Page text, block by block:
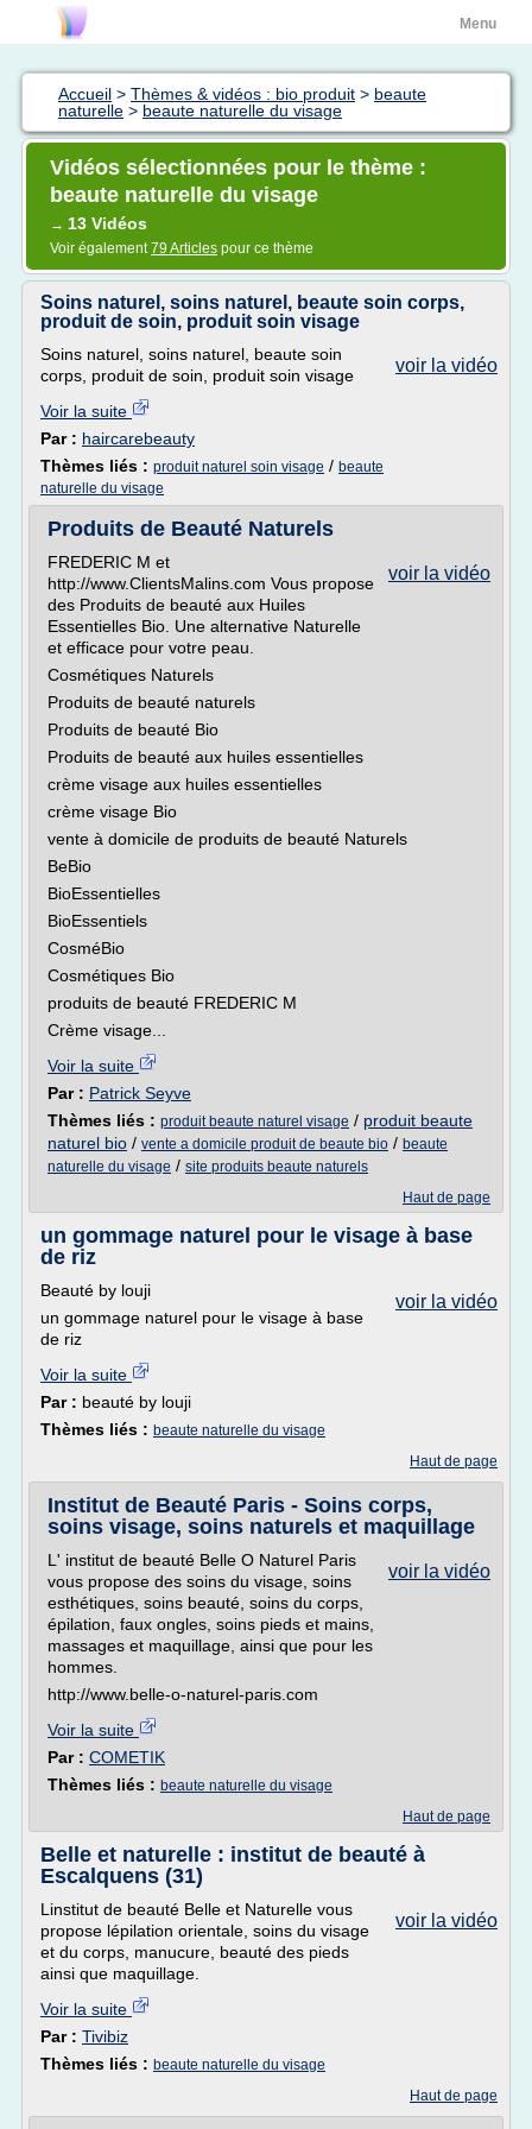
Menu
Accueil > Thèmes & vidéos : bio produit > beaute
naturelle > beaute naturelle du visage
Vidéos sélectionnées pour le thème :
beaute naturelle du visage
→ 13 Vidéos
Voir également79 Articles pour ce thème
Soins naturel, soins naturel, beaute soin corps,
produit de soin, produit soin visage
voir la vidéo
Soins naturel, soins naturel, beaute soin
corps, produit de soin, produit soin visage
Voir la suite
Par : haircarebeauty
Thèmes liés : produit naturel soin visage / beaute
naturelle du visage
Produits de Beauté Naturels
voir la vidéo
FREDERIC M et
http://www.ClientsMalins.com Vous propose
des Produits de beauté aux Huiles
Essentielles Bio. Une alternative Naturelle
et efficace pour votre peau.
Cosmétiques Naturels
Produits de beauté naturels
Produits de beauté Bio
Produits de beauté aux huiles essentielles
crème visage aux huiles essentielles
crème visage Bio
vente à domicile de produits de beauté Naturels
BeBio
BioEssentielles
BioEssentiels
CosméBio
Cosmétiques Bio
produits de beauté FREDERIC M
Crème visage...
Voir la suite
Par : Patrick Seyve
Thèmes liés : produit beaute naturel visage / produit beaute
naturel bio / vente a domicile produit de beaute bio / beaute
naturelle du visage / site produits beaute naturels
Haut de page
un gommage naturel pour le visage à base
de riz
voir la vidéo
Beauté by louji
un gommage naturel pour le visage à base
de riz
Voir la suite
Par : beauté by louji
Thèmes liés : beaute naturelle du visage
Haut de page
Institut de Beauté Paris - Soins corps,
soins visage, soins naturels et maquillage
voir la vidéo
L' institut de beauté Belle O Naturel Paris
vous propose des soins du visage, soins
esthétiques, soins beauté, soins du corps,
épilation, faux ongles, soins pieds et mains,
massages et maquillage, ainsi que pour les
hommes.
http://www.belle-o-naturel-paris.com
Voir la suite
Par : COMETIK
Thèmes liés : beaute naturelle du visage
Haut de page
Belle et naturelle : institut de beauté à
Escalquens (31)
voir la vidéo
Linstitut de beauté Belle et Naturelle vous
propose lépilation orientale, soins du visage
et du corps, manucure, beauté des pieds
ainsi que maquillage.
Voir la suite
Par : Tivibiz
Thèmes liés : beaute naturelle du visage
Haut de page